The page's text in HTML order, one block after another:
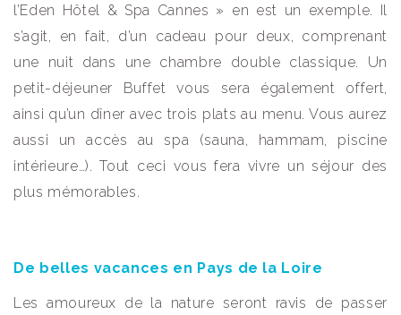
l’Eden Hôtel & Spa Cannes » en est un exemple. Il
s’agit, en fait, d’un cadeau pour deux, comprenant
une nuit dans une chambre double classique. Un
petit-déjeuner Buffet vous sera également offert,
ainsi qu’un dîner avec trois plats au menu. Vous aurez
aussi un accès au spa (sauna, hammam, piscine
intérieure…). Tout ceci vous fera vivre un séjour des
plus mémorables.
De belles vacances en Pays de la Loire
Les amoureux de la nature seront ravis de passer